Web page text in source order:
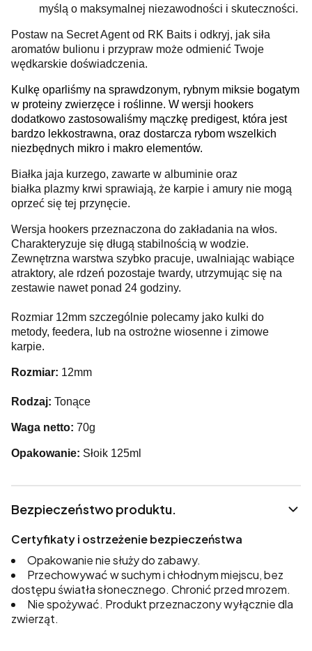
myślą o maksymalnej niezawodności i skuteczności.
Postaw na Secret Agent od RK Baits i odkryj, jak siła
aromatów bulionu i przypraw może odmienić Twoje
wędkarskie doświadczenia.
Kulkę oparliśmy na sprawdzonym, rybnym miksie bogatym
w proteiny zwierzęce i roślinne. W wersji hookers
dodatkowo zastosowaliśmy mączkę predigest, która jest
bardzo lekkostrawna, oraz dostarcza rybom wszelkich
niezbędnych mikro i makro elementów.
Białka jaja kurzego, zawarte w albuminie oraz
białka plazmy krwi sprawiają, że karpie i amury nie mogą
oprzeć się tej przynęcie.
Wersja hookers przeznaczona do zakładania na włos.
Charakteryzuje się długą stabilnością w wodzie.
Zewnętrzna warstwa szybko pracuje, uwalniając wabiące
atraktory, ale rdzeń pozostaje twardy, utrzymując się na
zestawie nawet ponad 24 godziny.
Rozmiar 12mm szczególnie polecamy jako kulki do
metody, feedera, lub na ostrożne wiosenne i zimowe
karpie.
Rozmiar: 12mm
Rodzaj: Tonące
Waga netto: 70g
Opakowanie: Słoik 125ml
Bezpieczeństwo produktu.
Certyfikaty i ostrzeżenie bezpieczeństwa
Opakowanie nie służy do zabawy.
Przechowywać w suchym i chłodnym miejscu, bez
dostępu światła słonecznego. Chronić przed mrozem.
Nie spożywać. Produkt przeznaczony wyłącznie dla
zwierząt.